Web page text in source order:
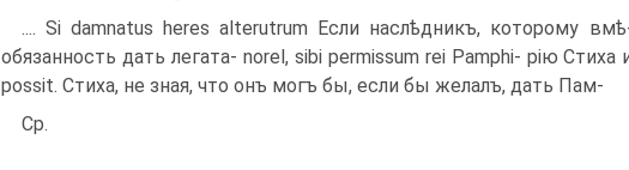
.... Si damnatus heres alterutrum Если наслѣдникъ, которому
обязанность дать легата- norel, sibi permissum rei Pamphi- рію
possit. Стиха, не зная, что онъ могъ бы, если бы желалъ, дать Пам-
Ср.